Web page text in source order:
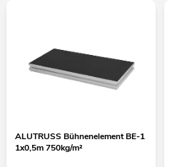
ALUTRUSS Bühnenelement BE-1
1x0,5m 750kg/m²